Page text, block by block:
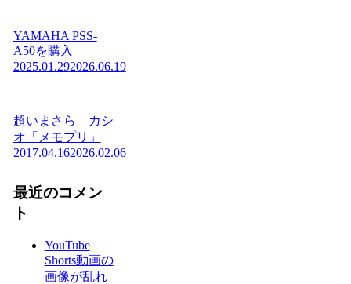
YAMAHA PSS-
A50を購入
2025.01.292026.06.19
超いまさら カシ
オ「メモプリ」
2017.04.162026.02.06
最近のコメン
ト
YouTube
Shorts動画の
画像が乱れ